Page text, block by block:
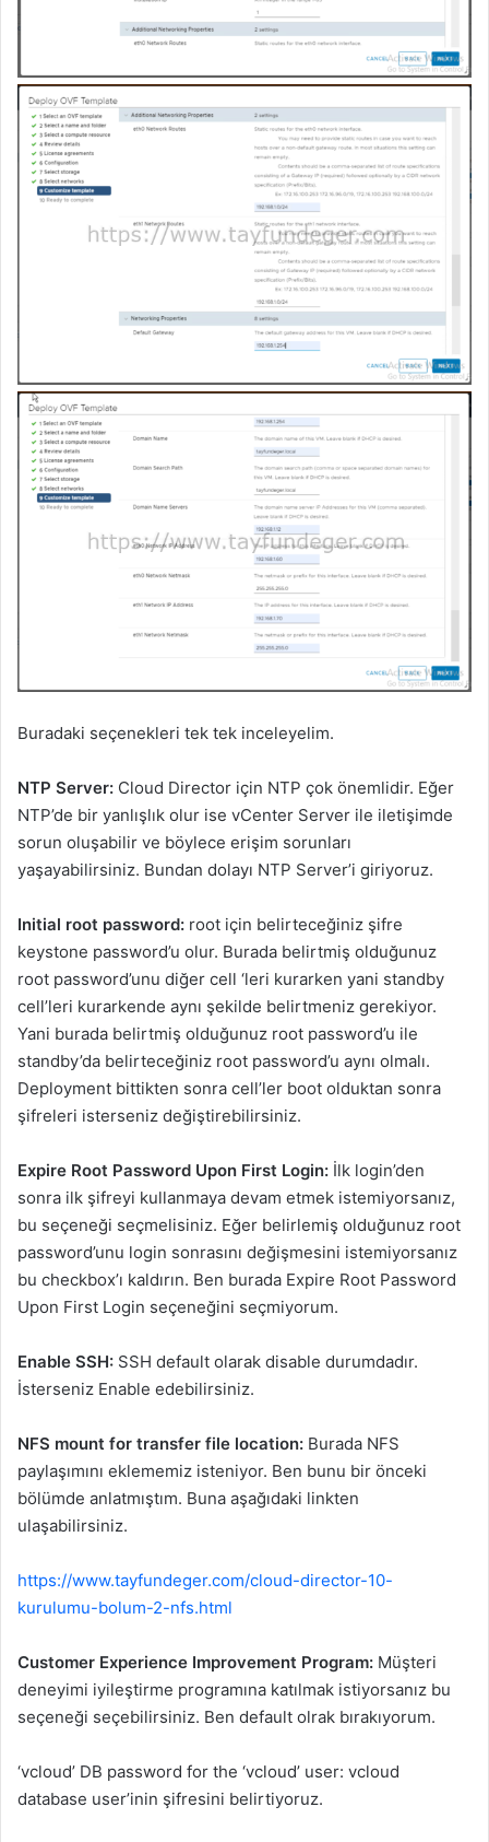
Buradaki seçenekleri tek tek inceleyelim.
NTP Server: Cloud Director için NTP çok önemlidir. Eğer
NTP’de bir yanlışlık olur ise vCenter Server ile iletişimde
sorun oluşabilir ve böylece erişim sorunları
yaşayabilirsiniz. Bundan dolayı NTP Server’i giriyoruz.
Initial root password: root için belirteceğiniz şifre
keystone password’u olur. Burada belirtmiş olduğunuz
root password’unu diğer cell ‘leri kurarken yani standby
cell’leri kurarkende aynı şekilde belirtmeniz gerekiyor.
Yani burada belirtmiş olduğunuz root password’u ile
standby’da belirteceğiniz root password’u aynı olmalı.
Deployment bittikten sonra cell’ler boot olduktan sonra
şifreleri isterseniz değiştirebilirsiniz.
Expire Root Password Upon First Login: İlk login’den
sonra ilk şifreyi kullanmaya devam etmek istemiyorsanız,
bu seçeneği seçmelisiniz. Eğer belirlemiş olduğunuz root
password’unu login sonrasını değişmesini istemiyorsanız
bu checkbox’ı kaldırın. Ben burada Expire Root Password
Upon First Login seçeneğini seçmiyorum.
Enable SSH: SSH default olarak disable durumdadır.
İsterseniz Enable edebilirsiniz.
NFS mount for transfer file location: Burada NFS
paylaşımını eklememiz isteniyor. Ben bunu bir önceki
bölümde anlatmıştım. Buna aşağıdaki linkten
ulaşabilirsiniz.
https://www.tayfundeger.com/cloud-director-10-
kurulumu-bolum-2-nfs.html
Customer Experience Improvement Program: Müşteri
deneyimi iyileştirme programına katılmak istiyorsanız bu
seçeneği seçebilirsiniz. Ben default olrak bırakıyorum.
‘vcloud’ DB password for the ‘vcloud’ user: vcloud
database user’inin şifresini belirtiyoruz.